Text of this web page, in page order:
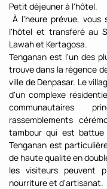
Petit déjeuner à l'hôtel.
À l'heure prévue,
l'hôtel et transféré au
Lawah et Kertagosa.
Tenganan est l'un des
trouve dans la régence
ville de Denpasar. Le
d'un complexe
communautaires
rassemblements
tambour qui est
Tenganan est
de haute qualité en
les visiteurs peuvent
nourriture et d'artisanat.